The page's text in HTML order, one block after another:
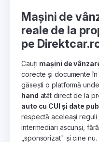
Mașini de
reale de la
pe
Cauți mașini de
corecte și documente în
găsești o platformă
hand atât direct de la
auto cu CUI și date
respectă aceleași
intermediari ascunși,
„sponsorizat" și cine nu.